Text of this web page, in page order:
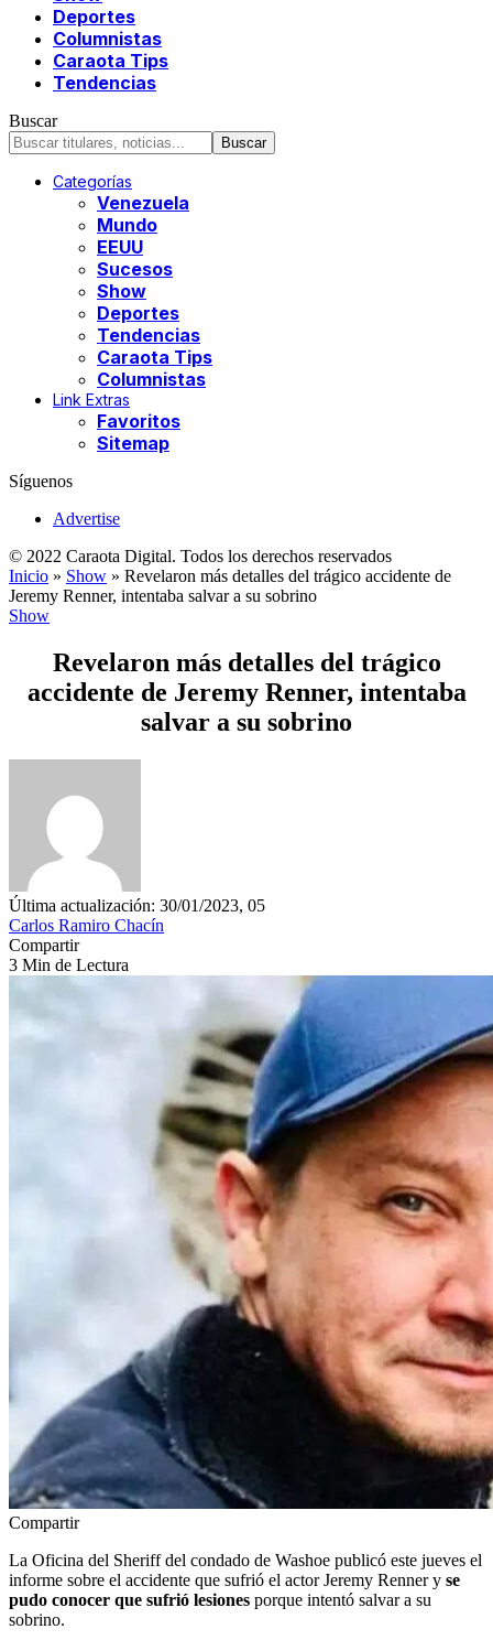
Deportes
Columnistas
Caraota Tips
Tendencias
Buscar
Categorías
Venezuela
Mundo
EEUU
Sucesos
Show
Deportes
Tendencias
Caraota Tips
Columnistas
Link Extras
Favoritos
Sitemap
Síguenos
Advertise
© 2022 Caraota Digital. Todos los derechos reservados
Inicio » Show » Revelaron más detalles del trágico accidente de
Jeremy Renner, intentaba salvar a su sobrino
Show
Revelaron más detalles del trágico
accidente de Jeremy Renner, intentaba
salvar a su sobrino
Última actualización: 30/01/2023, 05
Carlos Ramiro Chacín
Compartir
3 Min de Lectura
Compartir
La Oficina del Sheriff del condado de Washoe publicó este jueves el
informe sobre el accidente que sufrió el actor Jeremy Renner y se
pudo conocer que sufrió lesiones porque intentó salvar a su
sobrino.